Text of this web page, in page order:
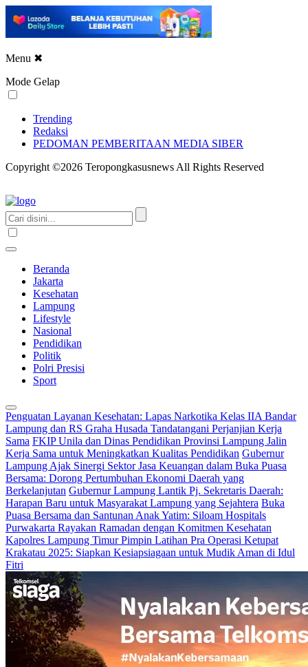
Menu ✖
Mode Gelap
Trending
Redaksi
PEDOMAN PEMBERITAAN MEDIA SIBER
Copyright ©2026 Teropongkasusnews All Rights Reserved
Beranda
Jakarta
Kesehatan
Lampung
Lifestyle
Nasional
Pendidikan
Politik
Polri Presisi
Sport
Penguatan Layanan Kesehatan: Lapas Narkotika Kelas IIA Bandar
Lampung dan RS Graha Husada Tandatangani Perjanjian Kerja
Sama FKIP Unila dan Dinas Pendidikan Provinsi Lampung Jalin
Kerja Sama untuk Meningkatkan Kualitas Pendidikan Gubernur
Lampung Ajak Sinergi Sektor Jasa Keuangan dalam Buka Puasa
Bersama: Dorong Pertumbuhan Ekonomi Daerah yang
Berkelanjutan Gubernur Lampung Lantik Pj. Sekretaris Daerah:
Harapan Baru untuk Masyarakat Lampung yang Sejahtera Buka
Puasa Bersama dan Santunan Anak Yatim: Siloam Hospitals
Purwakarta Rayakan Ramadan dengan Komitmen Kesehatan
Kapolres Lampung Timur Pimpin Latihan Pra Operasi Ketupat
Krakatau 2025: Siapkan Kesiapsiagaan untuk Mudik Aman di Idul
Fitri